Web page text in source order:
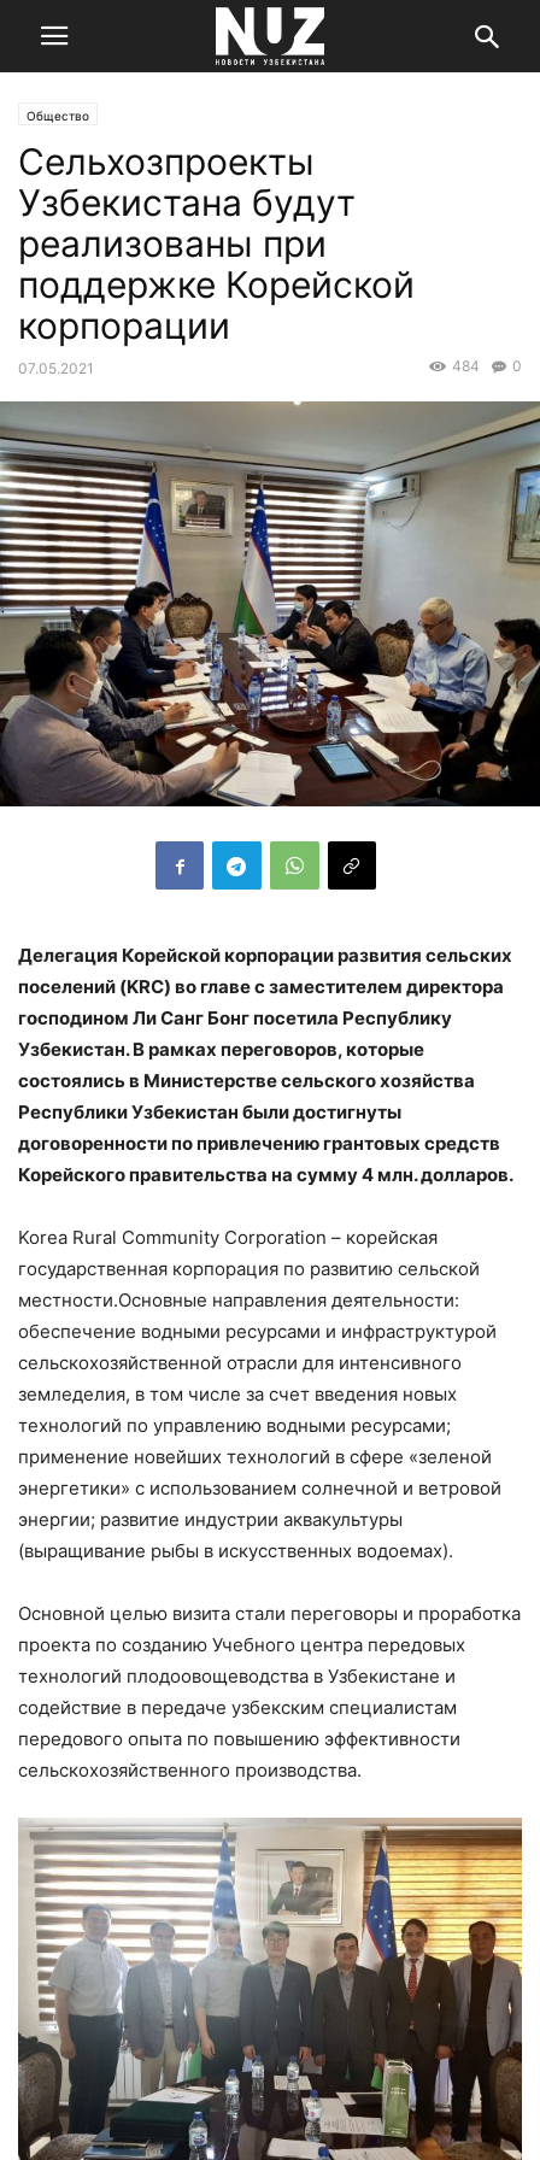
Общество
Сельхозпроекты
Узбекистана будут
реализованы при
поддержке Корейской
корпорации
07.05.2021 0
484
Делегация Корейской корпорации развития сельских
поселений (KRC) во главес заместителем директора
господином Ли Санг Бонгпосетила Республику
Узбекистан. В рамках переговоров, которые
состоялись в Министерстве сельского хозяйства
Республики Узбекистан были достигнуты
договоренности по привлечению грантовых средств
Корейского правительства на сумму 4 млн. долларов.
Korea Rural Community Corporation – корейская
государственная корпорация по развитию сельской
местности.Основные направления деятельности:
обеспечение водными ресурсами и инфраструктурой
сельскохозяйственной отрасли для интенсивного
земледелия, в том числе за счет введения новых
технологий по управлению водными ресурсами;
применение новейших технологий в сфере «зеленой
энергетики» с использованием солнечной и ветровой
энергии; развитие индустрии аквакультуры
(выращивание рыбы в искусственных водоемах).
Основной целью визита стали переговоры и проработка
проекта по созданию Учебного центра передовых
технологий плодоовощеводства в Узбекистане и
содействие в передаче узбекским специалистам
передового опыта по повышению эффективности
сельскохозяйственного производства.